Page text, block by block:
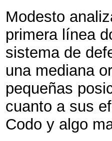
Modesto
primera línea
sistema de
una mediana
pequeñas
cuanto a sus
Codo y algo